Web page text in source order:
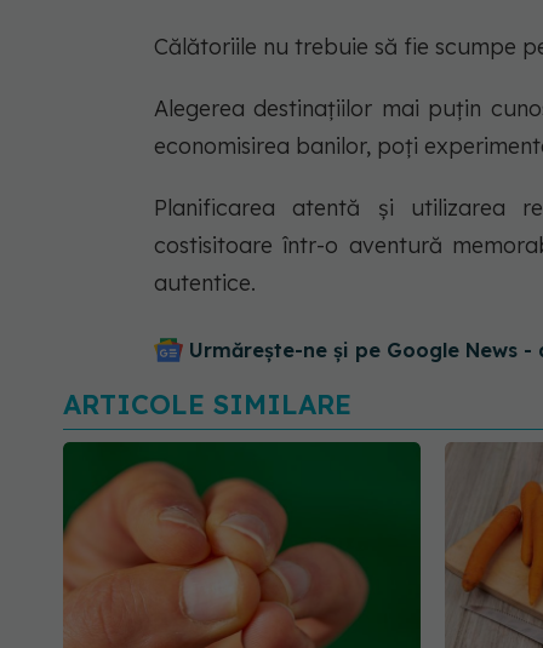
Călătoriile nu trebuie să fie scumpe
Alegerea destinațiilor mai puțin
economisirea banilor, poți
Planificarea atentă și utilizarea
costisitoare într-o aventură
autentice.
Urmărește-ne și pe Google News -
ARTICOLE SIMILARE